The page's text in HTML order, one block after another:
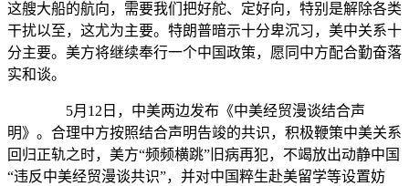
这艘大船的航向，需要我们把好舵、定好向，特别是解除各类
干扰以至，这尤为主要。特朗普暗示十分卑沉习，美中关系十
分主要。美方将继续奉行一个中国政策，愿同中方配合勤奋落
实和谈。
5月12日，中美两边发布《中美经贸漫谈结合声
明》。合理中方按照结合声明告竣的共识，积极鞭策中美关系
回归正轨之时，美方“频频横跳”旧病再犯，不竭放出动静中国
“违反中美经贸漫谈共识”，并对中国粹生赴美留学等设置妨